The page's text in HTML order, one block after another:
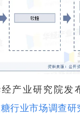
产业研究院发
行业市场调查研